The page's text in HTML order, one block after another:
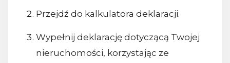
Przejdź do kalkulatora deklaracji.
Wypełnij deklarację dotyczącą Twojej
nieruchomości, korzystając ze